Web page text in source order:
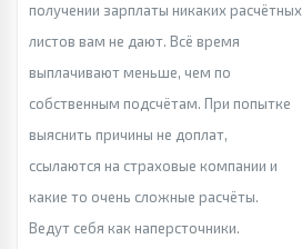
получении зарплаты никаких расчётных
листов вам не дают. Всё время
выплачивают меньше, чем по
собственным подсчётам. При попытке
выяснить причины не доплат,
ссылаются на страховые компании и
какие то очень сложные расчёты.
Ведут себя как наперсточники.